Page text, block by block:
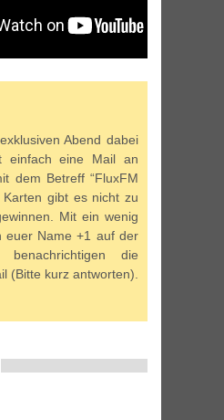
Abend dabei
einfach eine Mail an
dem Betreff “FluxFM
Karten gibt es nicht zu
Mit ein wenig
euer Name +1 auf der
benachrichtigen die
(Bitte kurz antworten).